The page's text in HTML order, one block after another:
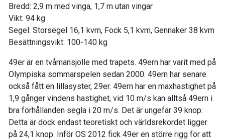
Bredd: 2,9 m med vinga, 1,7 m utan vingar
Vikt: 94 kg
Segel: Storsegel 16,1 kvm, Fock 5,1 kvm, Gennaker 38 kvm
Besättningsvikt: 100-140 kg
49er är en tvåmansjolle med trapets. 49ern har varit med på
Olympiska sommarspelen sedan 2000. 49ern har senare
också fått en lillasyster, 29er. 49ern har en maxhastighet på
1,9 gånger vindens hastighet, vid 10 m/s kan alltså 49ern i
bra förhållanden segla i 20 m/s. Det är ungefär 39 knop.
Detta är dock endast teoretiskt och världsrekordet ligger
på 24,1 knop. Inför OS 2012 fick 49er en större rigg för att